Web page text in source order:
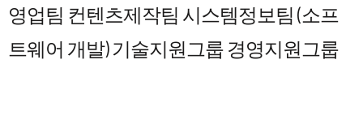
영업팀 컨텐츠제작팀 시스템정보팀 (소프
트웨어 개발)기술지원그룹 경영지원그룹